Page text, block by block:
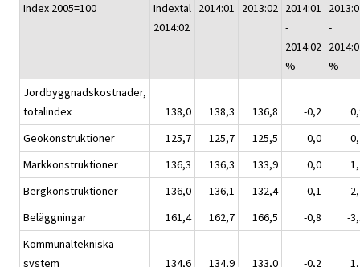
Index 2005=100
Indextal
2014:02
2014:01 2013:02 2014:01
-
2014:02
%
-
%
Jordbyggnadskostnader,
totalindex
138,0 138,3 136,8 -0,2
Geokonstruktioner
125,7 125,7 125,5 0,0
Markkonstruktioner
136,3 136,3 133,9 0,0
Bergkonstruktioner
136,0 136,1 132,4 -0,1
Beläggningar
161,4 162,7 166,5 -0,8
-
Kommunaltekniska
system
134,6 134,9 133,0 -0,2